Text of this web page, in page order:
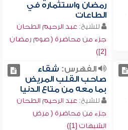
رمضان واستثماره في
الطاعات
للشيخ: عبد الرحيم الطحان
جزء من محاضرة ( صوم رمضان
[2])
الفهرس: شقاء
صاحب القلب المريض
بما معه من متاع الدنيا
للشيخ: عبد الرحيم الطحان
جزء من محاضرة ( مرض
الشبهات [1])